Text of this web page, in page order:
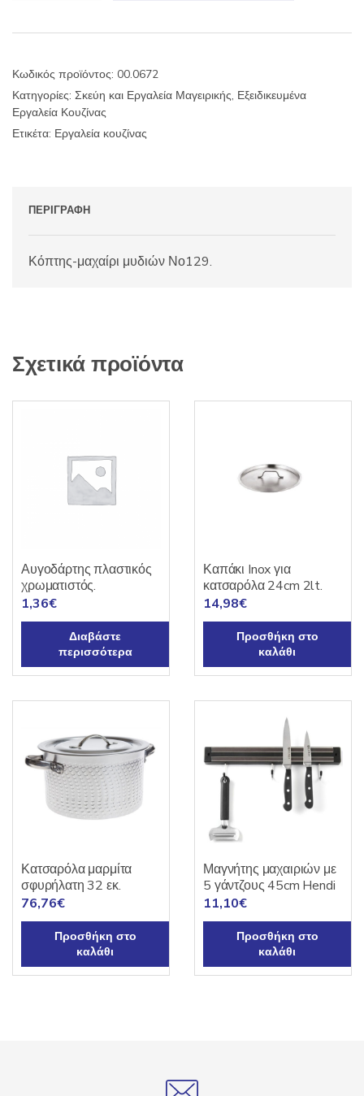
Κωδικός προϊόντος: 00.0672
Κατηγορίες: Σκεύη και Εργαλεία Μαγειρικής, Εξειδικευμένα
Εργαλεία Κουζίνας
Ετικέτα: Εργαλεία κουζίνας
ΠΕΡΙΓΡΑΦΉ
Κόπτης-μαχαίρι μυδιών Νο129.
Σχετικά προϊόντα
Αυγοδάρτης πλαστικός
χρωματιστός.
1,36€
Διαβάστε
περισσότερα
Καπάκι Inox για
κατσαρόλα 24cm 2lt.
14,98€
Προσθήκη στο
καλάθι
Κατσαρόλα μαρμίτα
σφυρήλατη 32 εκ.
76,76€
Προσθήκη στο
καλάθι
Μαγνήτης μαχαιριών με
5 γάντζους 45cm Hendi
11,10€
Προσθήκη στο
καλάθι